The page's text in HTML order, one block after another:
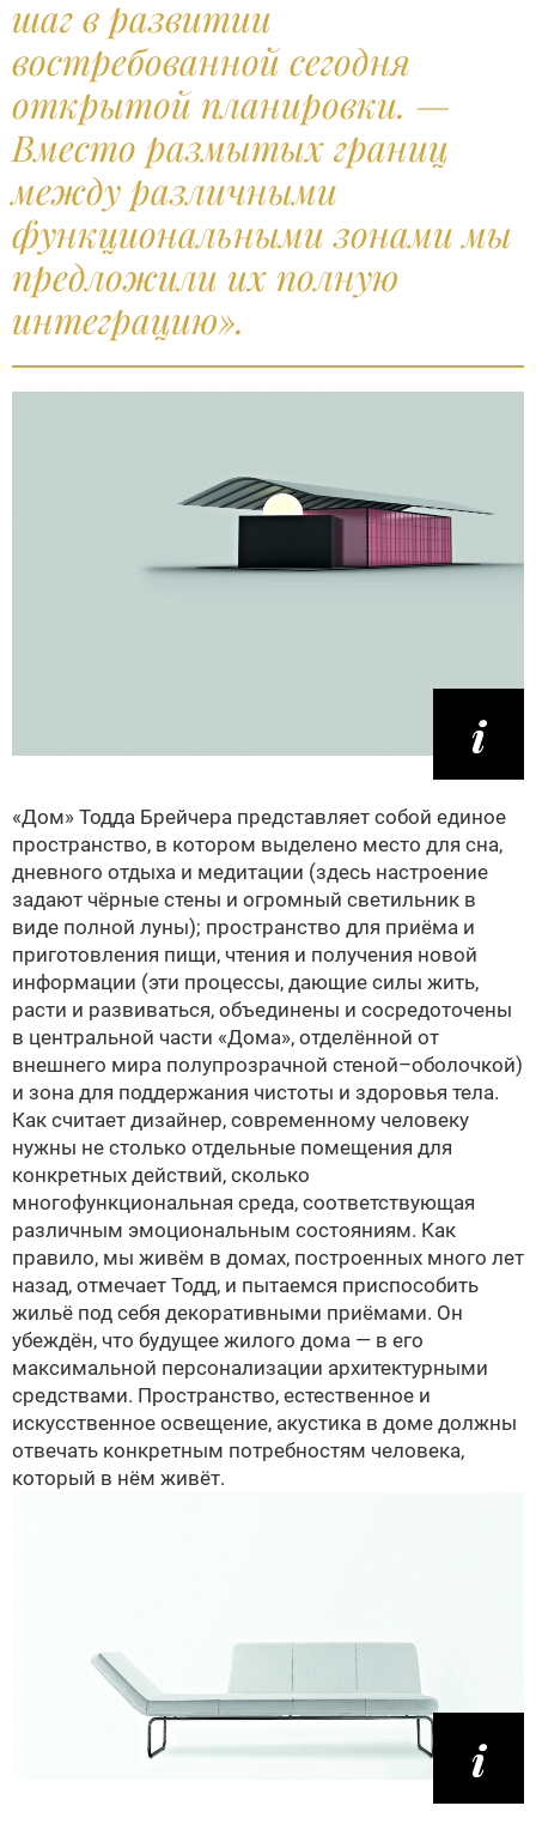
шаг в развитии
востребованной сегодня
открытой планировки. —
Вместо размытых границ
между различными
функциональными зонами мы
предложили их полную
интеграцию».
«Дом» Тодда Брейчера представляет собой единое
пространство, в котором выделено место для сна,
дневного отдыха и медитации (здесь настроение
задают чёрные стены и огромный светильник в
виде полной луны); пространство для приёма и
приготовления пищи, чтения и получения новой
информации (эти процессы, дающие силы жить,
расти и развиваться, объединены и сосредоточены
в центральной части «Дома», отделённой от
внешнего мира полупрозрачной стеной–оболочкой)
и зона для поддержания чистоты и здоровья тела.
Как считает дизайнер, современному человеку
нужны не столько отдельные помещения для
конкретных действий, сколько
многофункциональная среда, соответствующая
различным эмоциональным состояниям. Как
правило, мы живём в домах, построенных много лет
назад, отмечает Тодд, и пытаемся приспособить
жильё под себя декоративными приёмами. Он
убеждён, что будущее жилого дома — в его
максимальной персонализации архитектурными
средствами. Пространство, естественное и
искусственное освещение, акустика в доме должны
отвечать конкретным потребностям человека,
который в нём живёт.